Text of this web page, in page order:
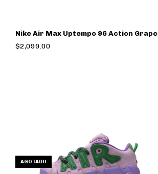
Nike Air Max Uptempo 96 Action Grape
$2,099.00
AGOTADO